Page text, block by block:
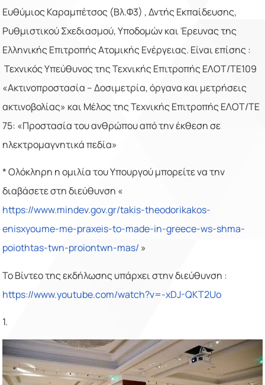
Ευθύμιος Καραμπέτσος (Βλ.Φ3) , Δντής Εκπαίδευσης,
Ρυθμιστικού Σχεδιασμού, Υποδομών και Έρευνας της
Ελληνικής Επιτροπής Ατομικής Ενέργειας. Είναι επίσης :
Τεχνικός Υπεύθυνος της Τεχνικής Επιτροπής ΕΛΟΤ/ΤΕ109
«Ακτινοπροστασία – Δοσιμετρία, όργανα και μετρήσεις
ακτινοβολίας» και Μέλος της Τεχνικής Επιτροπής ΕΛΟΤ/ΤΕ
75: «Προστασία του ανθρώπου από την έκθεση σε
ηλεκτρομαγνητικά πεδία»
* Ολόκληρη η ομιλία του Υπουργού μπορείτε να την
διαβάσετε στη διεύθυνση «
https://www.mindev.gov.gr/takis-theodorikakos-
enisxyoume-me-praxeis-to-made-in-greece-ws-shma-
poiothtas-twn-proiontwn-mas/ »
Το Βίντεο της εκδήλωσης υπάρχει στην διεύθυνση :
https://www.youtube.com/watch?v=-xDJ-QKT2Uo
1.